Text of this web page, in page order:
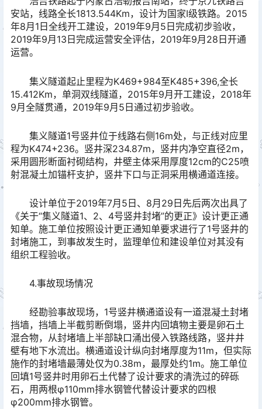
安站，线路全长1813.544Km，设计为国家Ⅰ级铁路。2015
年8月1日全线开工建设，2019年9月5日完成初步验收，
2019年9月13日完成运营安全评估，2019年9月28日开通
运营。
集义隧道起止里程为K469+984至K485+396,全长
15.412Km，单洞双线隧道，2015年9月开工建设，2018年
9月全隧贯通，2019年9月5日通过初步验收。
集义隧道1号竖井位于线路右侧16m处，与正线对应里
程为K474+236。竖井深234.87m，竖井内净空直径2m，
采用圆形断面衬砌结构，井壁主体采用厚度12cm的C25喷
射混凝土加锚杆支护，竖井下口与正洞采用横通道连接。
设计单位于2019年7月5日、8月29日先后两次出具了
《关于“集义隧道1、2、4号竖井封堵”的更正》设计更正通
知单。施工单位按照设计更正通知单要求进行了1号竖井的
封堵施工，到事故发生时，监理单位和建设单位对其没有
组织工程验收。
4.事故现场情况
经勘验事故现场，1号竖井横通道设有一道混凝土封堵
挡墙，挡墙上半截剪断倒塌，竖井内回填物主要是卵石土
混合物，从封堵墙上半部缺口涌出侵入铁路线路，竖井井
壁有地下水流出。横通道设计纵向封堵厚度为11m，但实际
施作的封堵墙最薄处仅为0.38m，最厚处约1m。施工单位
回填1号竖井时用卵石土代替了设计要求的清洗过的碎砾
石，用两根φ110mm排水钢管代替设计要求的四根
φ200mm排水钢管。